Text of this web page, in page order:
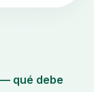
qué debe